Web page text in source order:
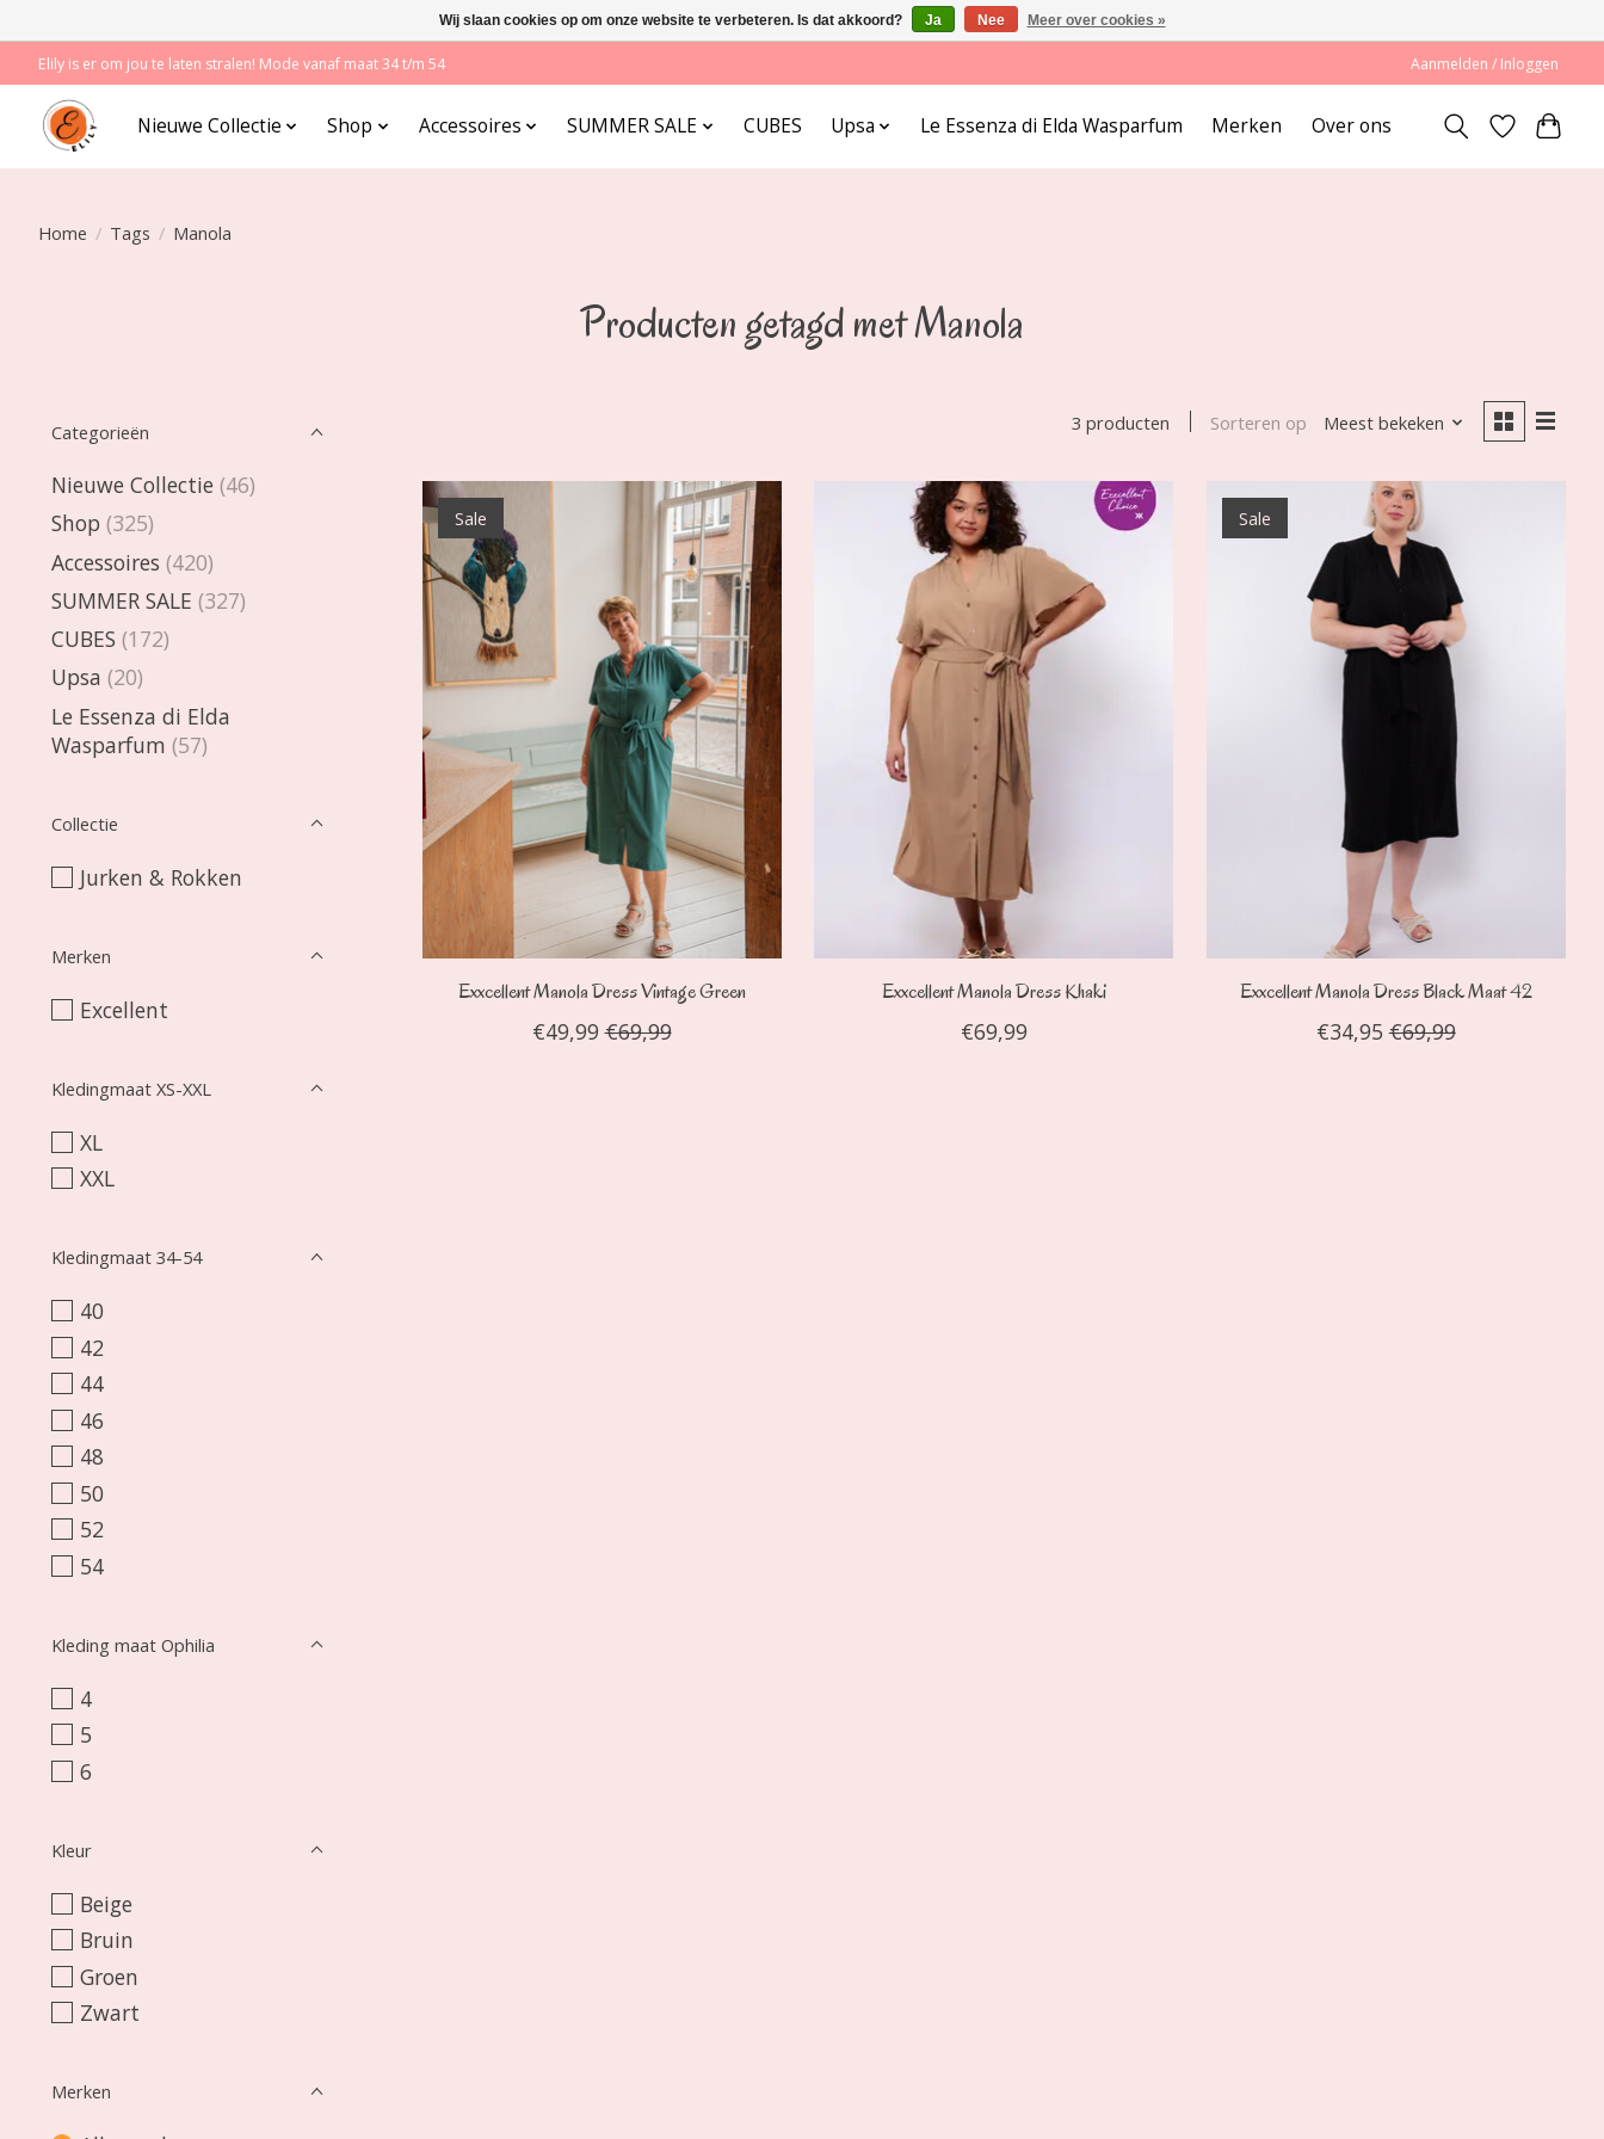
Elily is er om jou te laten stralen! Mode vanaf maat 34 t/m 54 Aanmelden / Inloggen
Nieuwe Collectie Shop Accessoires SUMMER SALE CUBES Upsa Le Essenza di Elda Wasparfum Merken Over ons
Home / Tags / Manola
Producten getagd met Manola
Categorieën
Nieuwe Collectie (46)
Shop (325)
Accessoires (420)
SUMMER SALE (327)
CUBES (172)
Upsa (20)
Le Essenza di Elda
Wasparfum (57)
Collectie
Jurken & Rokken
Merken
Excellent
Kledingmaat XS-XXL
XL
XXL
Kledingmaat 34-54
40
42
44
46
48
50
52
54
Kleding maat Ophilia
4
5
6
Kleur
Beige
Bruin
Groen
Zwart
Merken
3 producten Sorteren op Meest bekeken
Sale
Exxcellent Manola Dress Vintage Green
€49,99 €69,99
Exxcellent Manola Dress Khaki
€69,99
Sale
Exxcellent Manola Dress Black Maat 42
€34,95 €69,99
Wij slaan cookies op om onze website te verbeteren. Is dat akkoord? Ja Nee Meer over cookies »